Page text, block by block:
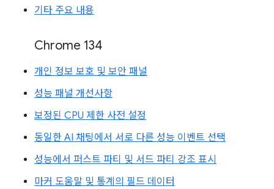
기타 주요 내용
Chrome 134
개인 정보 보호 및 보안 패널
성능 패널 개선사항
보정된 CPU 제한 사전 설정
동일한 AI 채팅에서 서로 다른 성능 이벤트 선택
성능에서 퍼스트 파티 및 서드 파티 강조 표시
마커 도움말 및 통계의 필드 데이터